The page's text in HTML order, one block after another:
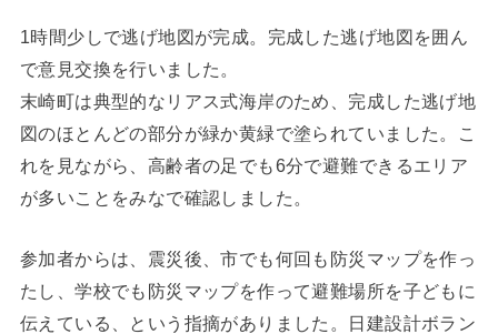
1時間少しで逃げ地図が完成。完成した逃げ地図を囲ん
で意見交換を行いました。
末崎町は典型的なリアス式海岸のため、完成した逃げ地
図のほとんどの部分が緑か黄緑で塗られていました。こ
れを見ながら、高齢者の足でも6分で避難できるエリア
が多いことをみなで確認しました。
参加者からは、震災後、市でも何回も防災マップを作っ
たし、学校でも防災マップを作って避難場所を子どもに
伝えている、という指摘がありました。日建設計ボラン